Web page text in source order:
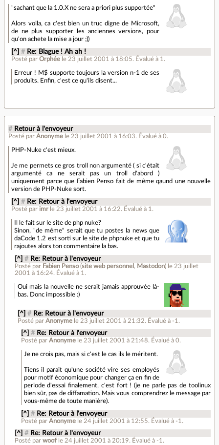
"sachant que la 1.0.X ne sera a priori plus supportée"
Alors voila, ca c'est bien un truc digne de Microsoft,
de ne plus supporter les anciennes versions, pour
qu'on achete la mise a jour ;))
[^] # Re: Blague ! Ah ah !
Posté parOrphée le 23 juillet 2001 à 18:05. Évalué à 1.
Erreur ! M$ supporte toujours la version n-1 de ses
produits. Enfin, c'est ce qu'ils disent...
# Retour à l'envoyeur
Posté par Anonyme le 23 juillet 2001 à 16:03. Évalué à 0.
PHP-Nuke c'est mieux.
Je me permets ce gros troll non argumenté ( si c'était
argumenté ca ne serait pas un troll d'abord )
uniquement parce que Fabien Penso fait de même qaund une nouvelle
version de PHP-Nuke sort.
[^] # Re: Retour à l'envoyeur
Posté par imr le 23 juillet 2001 à 16:22. Évalué à 1 .
Il le fait sur le site de php nuke?
Sinon, "de même" serait que tu postes la news que
daCode 1.2 est sorti sur le site de phpnuke et que tu
rajoutes alors ton commentaire la bas.
[^] # Re: Retour à l'envoyeur
Posté par Fabien Penso(site web personnel , Mastodon) le 23 juillet
2001 à 16:24. Évalué à 1 .
Oui mais la nouvelle ne serait jamais approuvée là-
bas. Donc impossible :)
[^] # Re: Retour à l'envoyeur
Posté parAnonyme le 23 juillet 2001 à 21:32. Évalué à -1 .
[^] # Re: Retour à l'envoyeur
Posté par Anonyme le 23 juillet 2001 à 21:48. Évalué à 0.
Je ne crois pas, mais si c'est le cas ils le méritent.
Tiens il parait qu'une société vire ses employés
pour motif économique pour changer ça en fin de
periode d'essai finalement, c'est fort ! (je ne parle pas de toolinux
bien sûr, pas de diffamation. Mais vous comprendrez le message par
vous-même de toute manière).
[^] # Re: Retour à l'envoyeur
Posté par Anonyme le 24 juillet 2001 à 12:55. Évalué à -1 .
[^] # Re: Retour à l'envoyeur
Posté par woof le 24 juillet 2001 à 20:19. Évalué à -1 .